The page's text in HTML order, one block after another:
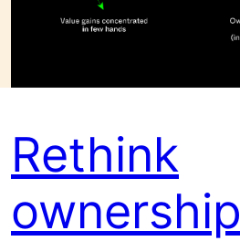
Rethink
ownership